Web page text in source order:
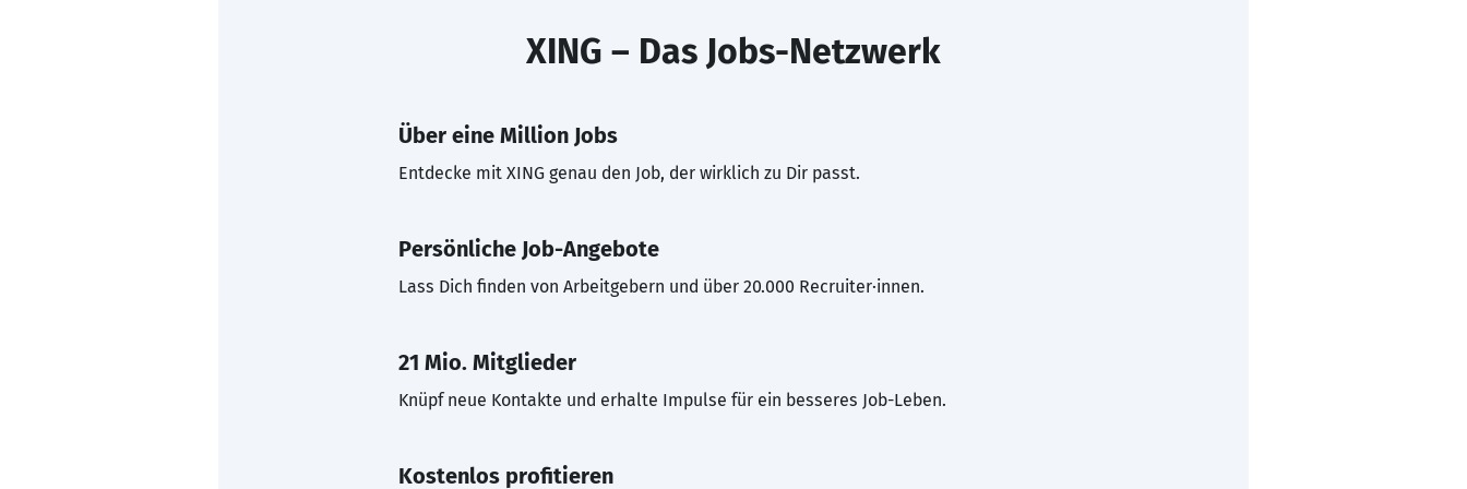
XING – Das Jobs-Netzwerk
Über eine Million Jobs
Entdecke mit XING genau den Job, der wirklich zu Dir passt.
Persönliche Job-Angebote
Lass Dich finden von Arbeitgebern und über 20.000 Recruiter·innen.
21 Mio. Mitglieder
Knüpf neue Kontakte und erhalte Impulse für ein besseres Job-Leben.
Kostenlos profitieren